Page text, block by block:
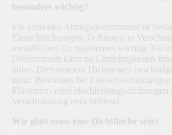
besonders wichtig?
Ein korrektes Anzugsdrehmoment ist
Flanschdichtungen, O-Ringen in
metallischen Dichtsystemen wichtig. Ein
Drehmoment kann zu Undichtigkeiten
hohes Drehmoment Dichtungen
kann. Besonders bei
Elastomer- oder Hochleistungsdichtungen
Verschraubung entscheidend.
Wie glatt muss eine Dichtfläche sein?